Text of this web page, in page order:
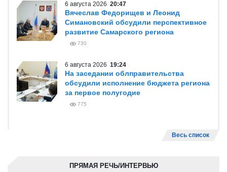
6 августа 2026 20:47
Вячеслав Федорищев и Леонид
Симановский обсудили перспективное
развитие Самарского региона
730
6 августа 2026 19:24
На заседании облправительства
обсудили исполнение бюджета региона
за первое полугодие
775
Весь список
ПРЯМАЯ РЕЧЬ/ИНТЕРВЬЮ